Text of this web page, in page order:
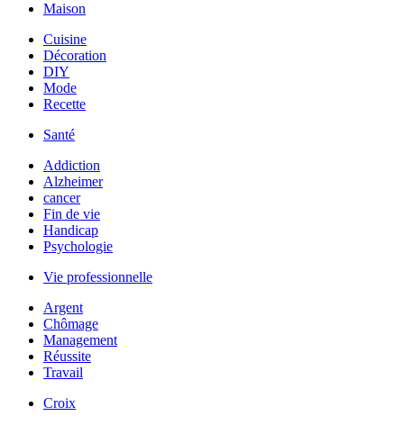
Maison
Cuisine
Décoration
DIY
Mode
Recette
Santé
Addiction
Alzheimer
cancer
Fin de vie
Handicap
Psychologie
Vie professionnelle
Argent
Chômage
Management
Réussite
Travail
Croix